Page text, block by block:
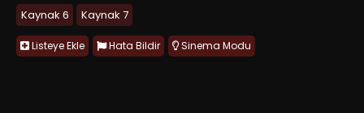
Kaynak 6
Kaynak 7
Listeye Ekle Hata Bildir Sinema Modu